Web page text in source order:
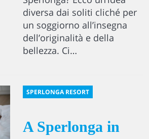
diversa dai soliti cliché per
un soggiorno all’insegna
dell’originalità e della
bellezza. Ci…
SPERLONGA RESORT
A Sperlonga in